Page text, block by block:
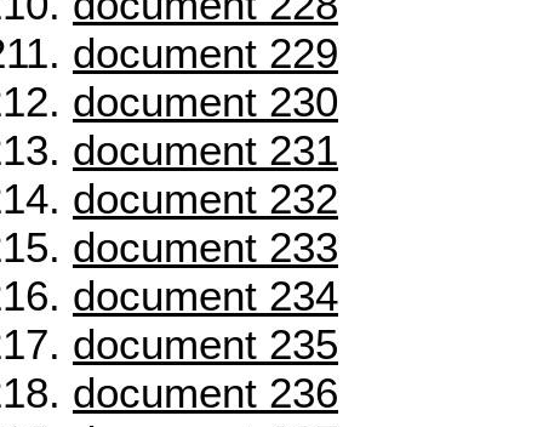
document 229
document 230
document 231
document 232
document 233
document 234
document 235
document 236